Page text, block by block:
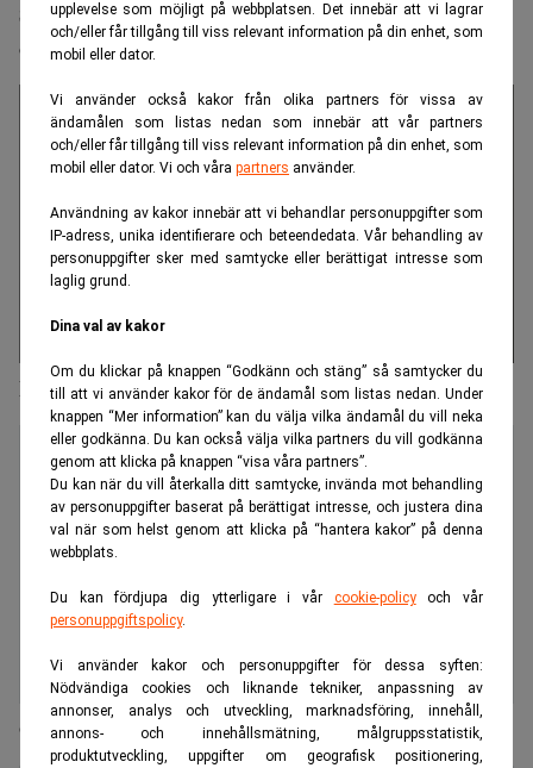
upplevelse som möjligt på webbplatsen. Det innebär att vi lagrar
och/eller får tillgång till viss relevant information på din enhet, som
mobil eller dator.
Vi använder också kakor från olika partners för vissa av
ändamålen som listas nedan som innebär att vår partners
och/eller får tillgång till viss relevant information på din enhet, som
mobil eller dator. Vi och våra partners använder.
Användning av kakor innebär att vi behandlar personuppgifter som
IP-adress, unika identifierare och beteendedata. Vår behandling av
personuppgifter sker med samtycke eller berättigat intresse som
laglig grund.
Dina val av kakor
Om du klickar på knappen “Godkänn och stäng” så samtycker du
till att vi använder kakor för de ändamål som listas nedan. Under
knappen “Mer information” kan du välja vilka ändamål du vill neka
eller godkänna. Du kan också välja vilka partners du vill godkänna
genom att klicka på knappen “visa våra partners”.
Du kan när du vill återkalla ditt samtycke, invända mot behandling
av personuppgifter baserat på berättigat intresse, och justera dina
val när som helst genom att klicka på “hantera kakor” på denna
webbplats.
Du kan fördjupa dig ytterligare i vår cookie-policyoch vår
personuppgiftspolicy.
Vi använder kakor och personuppgifter för dessa syften:
Nödvändiga cookies och liknande tekniker, anpassning av
annonser, analys och utveckling, marknadsföring, innehåll,
annons- och innehållsmätning, målgruppsstatistik,
produktutveckling, uppgifter om geografisk positionering,
Svenskt lösgodis ska ta över världen – Cloetta
öppnar i USA
Katarina Tell ny vd på Cloetta
Cloetta värvar IR-chef från Oriflame